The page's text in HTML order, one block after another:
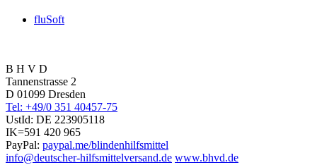
fluSoft
B H V D
Tannenstrasse 2
D 01099 Dresden
Tel: +49/0 351 40457-75
UstId: DE 223905118
IK=591 420 965
PayPal: paypal.me/blindenhilfsmittel
info@deutscher-hilfsmittelversand.de www.bhvd.de